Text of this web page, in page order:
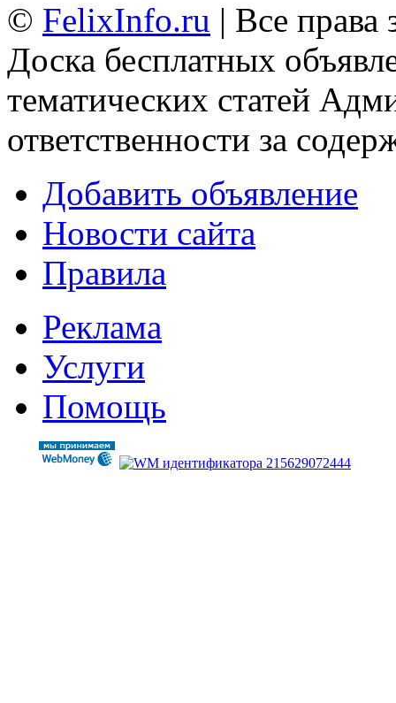
© FelixInfo.ru | Все
Доска бесплатных
тематических статей
ответственности за
Добавить объявление
Новости сайта
Правила
Реклама
Услуги
Помощь